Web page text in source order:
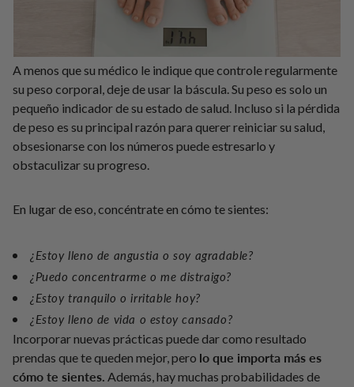
A menos que su médico le indique que controle regularmente
su peso corporal, deje de usar la báscula. Su peso es solo un
pequeño indicador de su estado de salud. Incluso si la pérdida
de peso es su principal razón para querer reiniciar su salud,
obsesionarse con los números puede estresarlo y
obstaculizar su progreso.
En lugar de eso, concéntrate en cómo te sientes:
¿Estoy lleno de angustia o soy agradable?
¿Puedo concentrarme o me distraigo?
¿Estoy tranquilo o irritable hoy?
¿Estoy lleno de vida o estoy cansado?
Incorporar nuevas prácticas puede dar como resultado
prendas que te queden mejor, pero lo que importa más es
cómo te sientes. Además, hay muchas probabilidades de